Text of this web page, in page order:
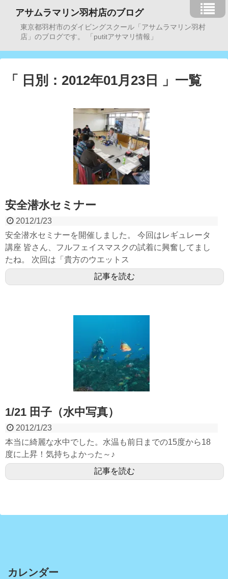
アサムラマリン羽村店のブログ
東京都羽村市のダイビングスクール「アサムラマリン羽村
店」のブログです。 「putitアサマリ情報」
「 日別：2012年01月23日 」一覧
安全潜水セミナー
2012/1/23
安全潜水セミナーを開催しました。 今回はレギュレータ
講座 皆さん、フルフェイスマスクの試着に興奮してまし
たね。 次回は「貴方のウエットス
記事を読む
1/21 田子（水中写真）
2012/1/23
本当に綺麗な水中でした。水温も前日までの15度から18
度に上昇！気持ちよかった～♪
記事を読む
カレンダー